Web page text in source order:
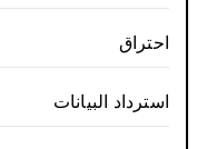
احتراق
استرداد البيانات